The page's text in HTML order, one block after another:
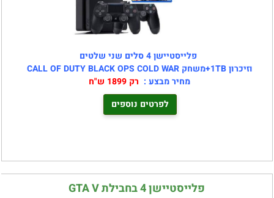
פלייסטיישן 4 סלים שני שלטים
וזיכרון 1TB+משחק CALL OF DUTY BLACK OPS COLD WAR
מחיר מבצע : רק 1899 ש"ח
לפרטים נוספים
פלייסטיישן 4 בחבילת GTA V